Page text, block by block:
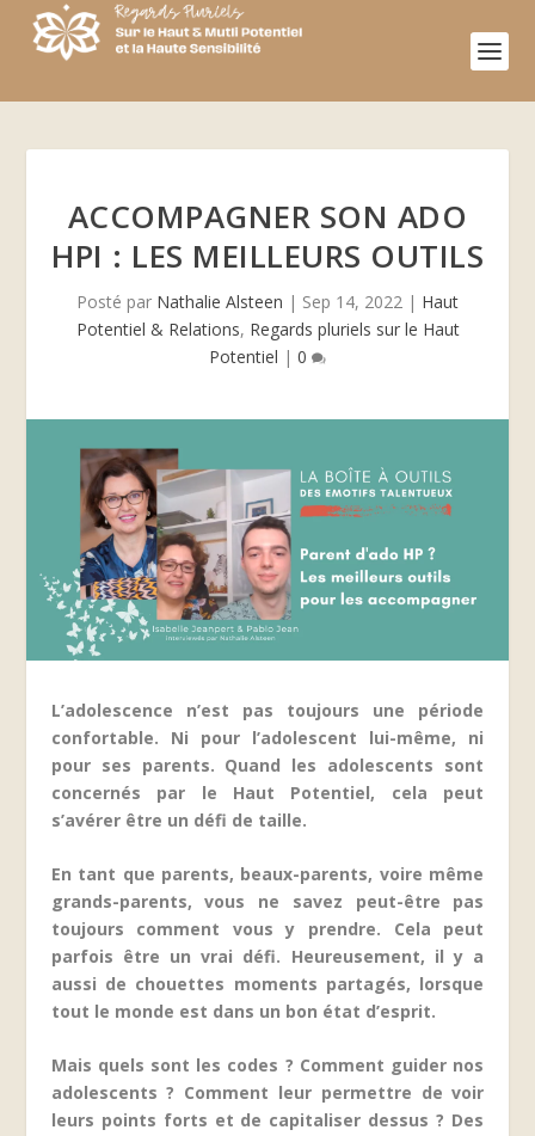
ACCOMPAGNER SON ADO
HPI : LES MEILLEURS OUTILS
Posté par Nathalie Alsteen | Sep 14, 2022 | Haut
Potentiel & Relations, Regards pluriels sur le Haut
Potentiel | 0
L’adolescence n’est pas toujours une période
confortable. Ni pour l’adolescent lui-même, ni
pour ses parents. Quand les adolescents sont
concernés par le Haut Potentiel, cela peut
s’avérer être un défi de taille.
En tant que parents, beaux-parents, voire même
grands-parents, vous ne savez peut-être pas
toujours comment vous y prendre. Cela peut
parfois être un vrai défi. Heureusement, il y a
aussi de chouettes moments partagés, lorsque
tout le monde est dans un bon état d’esprit.
Mais quels sont les codes ? Comment guider nos
adolescents ? Comment leur permettre de voir
leurs points forts et de capitaliser dessus ? Des